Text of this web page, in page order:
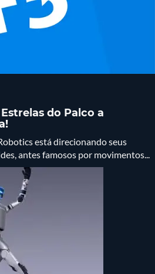
do Palco a
está direcionando seus
antes famosos por movimentos...